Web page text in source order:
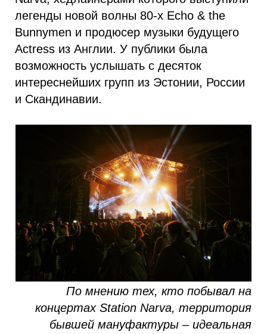
легенды новой волны 80-х Echo & the
Bunnymen и продюсер музыки будущего
Actress из Англии. У публики была
возможность услышать с десяток
интереснейших групп из Эстонии, России
и Скандинавии.
По мнению тех, кто побывал на
концертах Station Narva, территория
бывшей мануфактуры –идеальная